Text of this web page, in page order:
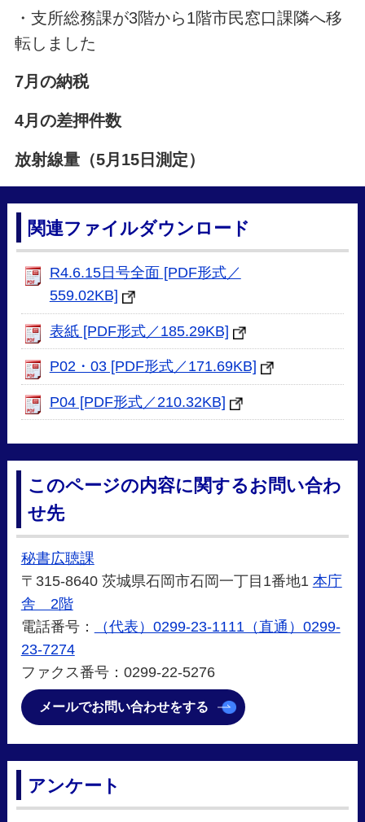
・支所総務課が3階から1階市民窓口課隣へ移
転しました
7月の納税
4月の差押件数
放射線量（5月15日測定）
関連ファイルダウンロード
R4.6.15日号全面 [PDF形式／
559.02KB]
表紙 [PDF形式／185.29KB]
P02・03 [PDF形式／171.69KB]
P04 [PDF形式／210.32KB]
このページの内容に関するお問い合わ
せ先
秘書広聴課
〒315-8640 茨城県石岡市石岡一丁目1番地1 本庁
舎 2階
電話番号：
（代表）0299-23-1111（直通）0299-
23-7274
ファクス番号：0299-22-5276
メールでお問い合わせをする
アンケート